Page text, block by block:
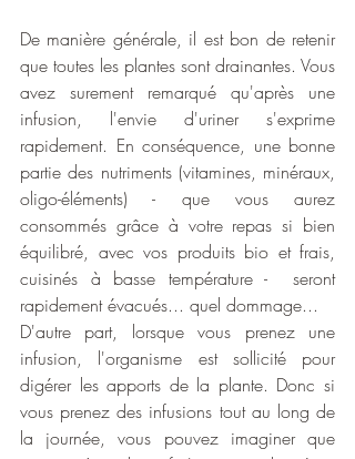
De manière générale, il est bon de retenir
que toutes les plantes sont drainantes. Vous
avez surement remarqué qu'après une
infusion, l'envie d'uriner s'exprime
rapidement. En conséquence, une bonne
partie des nutriments (vitamines, minéraux,
oligo-éléments) - que vous aurez
consommés grâce à votre repas si bien
équilibré, avec vos produits bio et frais,
cuisinés à basse température -  seront
rapidement évacués... quel dommage...
D'autre part, lorsque vous prenez une
infusion, l'organisme est sollicité pour
digérer les apports de la plante. Donc si
vous prenez des infusions tout au long de
la journée, vous pouvez imaginer que